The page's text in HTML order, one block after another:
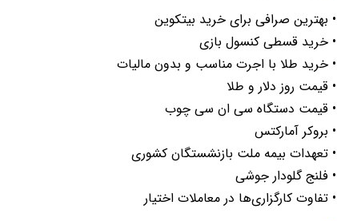
• بهترین صرافی برای خرید بیتکوین
• خرید قسطی کنسول بازی
• خرید طلا با اجرت مناسب و بدون مالیات
• قیمت روز دلار و طلا
• قیمت دستگاه سی ان سی چوب
• بروکر آمارکتس
• تعهدات بیمه ملت بازنشستگان کشوری
• فلنج گلودار جوشی
• تفاوت کارگزاری‌ها در معاملات اختیار